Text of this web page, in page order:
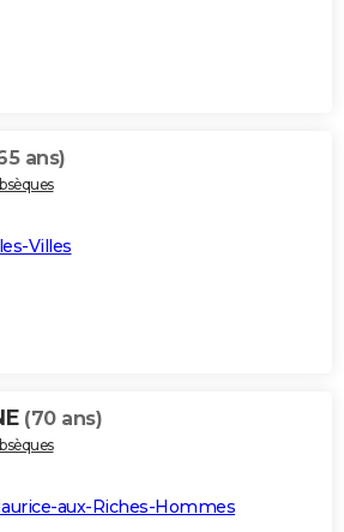
ans)
Villes
(70 ans)
aux-Riches-Hommes